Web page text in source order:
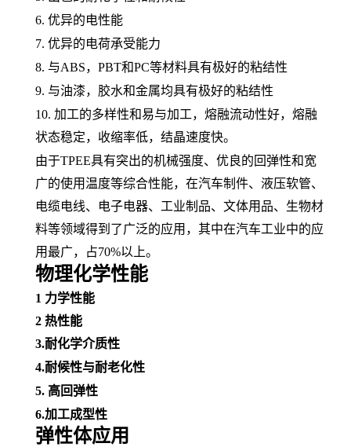
6. 优异的电性能
7. 优异的电荷承受能力
8. 与ABS， PBT和PC等材料具有极好的粘结性
9. 与油漆，胶水和金属均具有极好的粘结性
10. 加工的多样性和易与加工， 熔融流动性好，熔融
状态稳定， 收缩率低，结晶速度快。
由于TPEE具有突出的机械强度、优良的回弹性和宽
广的使用温度等综合性能，在汽车制件、 液压软管、
电缆电线、 电子电器、工业制品、 文体用品、生物材
料等领域得到了广泛的应用，其中在汽车工业中的应
用最广，占70%以上。
物理化学性能
1 力学性能
2 热性能
3.耐化学介质性
4.耐候性与耐老化性
5. 高回弹性
6.加工成型性
弹性体应用